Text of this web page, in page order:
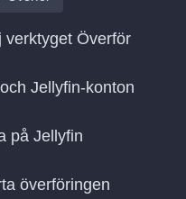
verktyget Överför
Jellyfin-konton
på Jellyfin
överföringen